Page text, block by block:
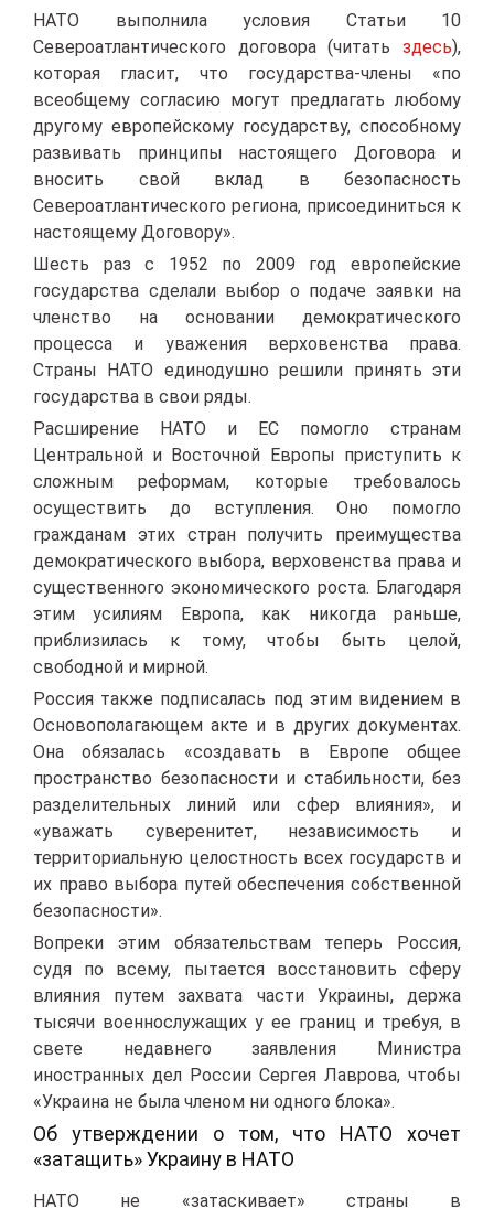
НАТО выполнила условия Статьи 10
Североатлантического договора (читать здесь),
которая гласит, что государства-члены «по
всеобщему согласию могут предлагать любому
другому европейскому государству, способному
развивать принципы настоящего Договора и
вносить свой вклад в безопасность
Североатлантического региона, присоединиться к
настоящему Договору».
Шесть раз с 1952 по 2009 год европейские
государства сделали выбор о подаче заявки на
членство на основании демократического
процесса и уважения верховенства права.
Страны НАТО единодушно решили принять эти
государства в свои ряды.
Расширение НАТО и ЕС помогло странам
Центральной и Восточной Европы приступить к
сложным реформам, которые требовалось
осуществить до вступления. Оно помогло
гражданам этих стран получить преимущества
демократического выбора, верховенства права и
существенного экономического роста. Благодаря
этим усилиям Европа, как никогда раньше,
приблизилась к тому, чтобы быть целой,
свободной и мирной.
Россия также подписалась под этим видением в
Основополагающем акте и в других документах.
Она обязалась «создавать в Европе общее
пространство безопасности и стабильности, без
разделительных линий или сфер влияния», и
«уважать суверенитет, независимость и
территориальную целостность всех государств и
их право выбора путей обеспечения собственной
безопасности».
Вопреки этим обязательствам теперь Россия,
судя по всему, пытается восстановить сферу
влияния путем захвата части Украины, держа
тысячи военнослужащих у ее границ и требуя, в
свете недавнего заявления Министра
иностранных дел России Сергея Лаврова, чтобы
«Украина не была членом ни одного блока».
Об утверждении о том, что НАТО хочет
«затащить» Украину в НАТО
НАТО не «затаскивает» страны в